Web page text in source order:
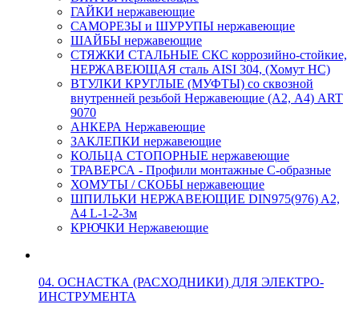
ГАЙКИ нержавеющие
САМОРЕЗЫ и ШУРУПЫ нержавеющие
ШАЙБЫ нержавеющие
СТЯЖКИ СТАЛЬНЫЕ СКС коррозийно-стойкие,
НЕРЖАВЕЮЩАЯ сталь AISI 304, (Хомут НС)
ВТУЛКИ КРУГЛЫЕ (МУФТЫ) со сквозной
внутренней резьбой Нержавеющие (А2, А4) ART
9070
АНКЕРА Нержавеющие
ЗАКЛЕПКИ нержавеющие
КОЛЬЦА СТОПОРНЫЕ нержавеющие
ТРАВЕРСА - Профили монтажные С-образные
ХОМУТЫ / СКОБЫ нержавеющие
ШПИЛЬКИ НЕРЖАВЕЮЩИЕ DIN975(976) A2,
А4 L-1-2-3м
КРЮЧКИ Нержавеющие
04. ОСНАСТКА (РАСХОДНИКИ) ДЛЯ ЭЛЕКТРО-
ИНСТРУМЕНТА